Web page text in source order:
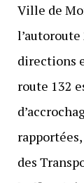
Ville de
directions
route 132
des